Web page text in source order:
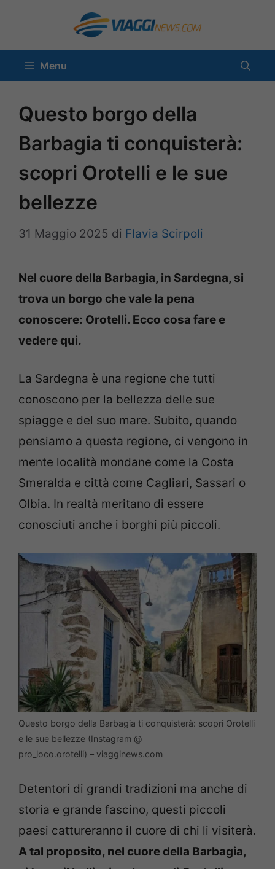
contenuto
Menu
Questo borgo della
Barbagia ti conquisterà:
scopri Orotelli e le sue
bellezze
31 Maggio 2025 di Flavia Scirpoli
Nel cuore della Barbagia, in Sardegna, si
trova un borgo che vale la pena
conoscere: Orotelli. Ecco cosa fare e
vedere qui.
La Sardegna è una regione che tutti
conoscono per la bellezza delle sue
spiagge e del suo mare. Subito, quando
pensiamo a questa regione, ci vengono in
mente località mondane come la Costa
Smeralda e città come Cagliari, Sassari o
Olbia. In realtà meritano di essere
conosciuti anche i borghi più piccoli.
Questo borgo della Barbagia ti conquisterà: scopri Orotelli
e le sue bellezze (Instagram @
pro_loco.orotelli) – viagginews.com
Detentori di grandi tradizioni ma anche di
storia e grande fascino, questi piccoli
paesi cattureranno il cuore di chi li visiterà.
A tal proposito, nel cuore della Barbagia,